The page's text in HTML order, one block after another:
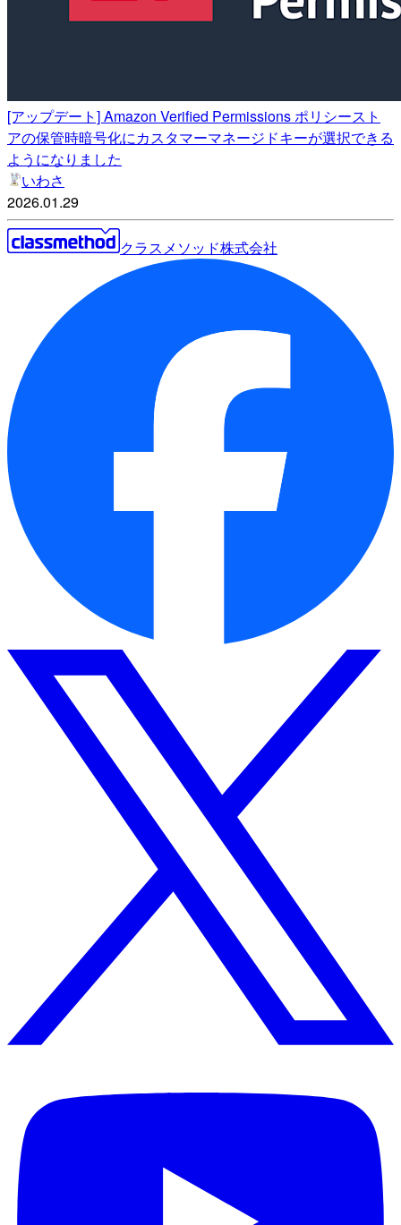
[アップデート] Amazon Verified Permissions ポリシースト
アの保管時暗号化にカスタマーマネージドキーが選択できる
ようになりました
いわさ
2026.01.29
クラスメソッド株式会社